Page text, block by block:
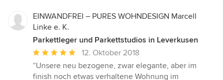
EINWANDFREI – PURES WOHNDESIGN Marcell
Linke e. K.
Parkettleger und Parkettstudios in Leverkusen
Durchschnittliche
Bewertung:
5
12. Oktober 2018
“Unsere neu bezogene, zwar elegante, aber im
finish noch etwas verhaltene Wohnung im